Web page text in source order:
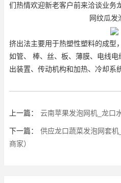
们热情欢迎新老客户前来洽谈业务
网纹瓜发
挤出法主要用于热塑性塑料的成型
如管、 棒、丝、板、薄膜、电线
出装置、传动机构和加热、冷却系
上一篇： 云南苹果发泡网机_龙口
下一篇：
供应龙口蔬菜发泡网套
商家）